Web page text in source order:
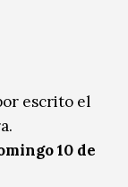
escrito el
10 de